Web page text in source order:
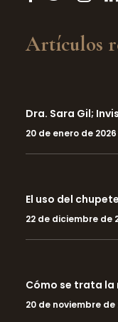
Artículos
Dra. Sara Gil;
20 de enero de 2026
El uso del
22 de diciembre de
Cómo se trata
20 de noviembre de